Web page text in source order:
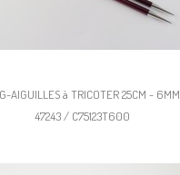
AIGUILLES à TRICOTER 25CM - 6MM
47243 / C75123T600